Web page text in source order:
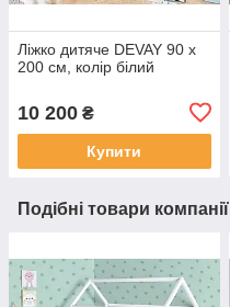
Ліжко дитяче DEVAY 90 x
200 см, колір білий
10 200 ₴
Купити
Подібні товари компанії